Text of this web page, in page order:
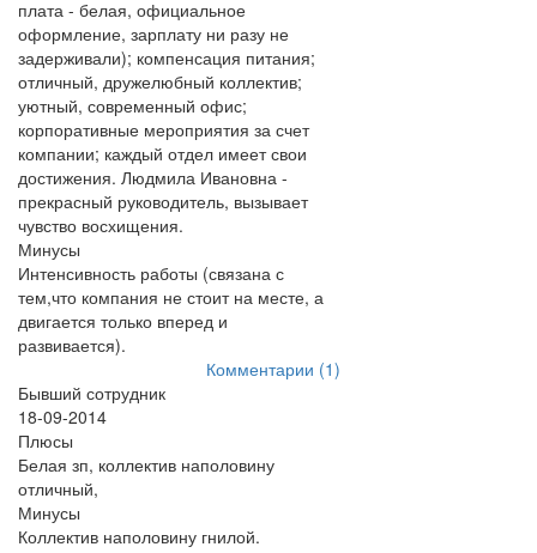
плата - белая, официальное
оформление, зарплату ни разу не
задерживали); компенсация питания;
отличный, дружелюбный коллектив;
уютный, современный офис;
корпоративные мероприятия за счет
компании; каждый отдел имеет свои
достижения. Людмила Ивановна -
прекрасный руководитель, вызывает
чувство восхищения.
Минусы
Интенсивность работы (связана с
тем,что компания не стоит на месте, а
двигается только вперед и
развивается).
Комментарии (1)
Бывший сотрудник
18-09-2014
Плюсы
Белая зп, коллектив наполовину
отличный,
Минусы
Коллектив наполовину гнилой.